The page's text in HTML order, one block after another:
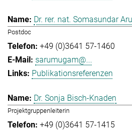
Dr. rer. nat. Somasundar
Postdoc
+49 (0)3641 57-1460
sarumugam@...
Publikationsreferenzen
Dr. Sonja Bisch-Knaden
Projektgruppenleiterin
+49 (0)3641 57-1415